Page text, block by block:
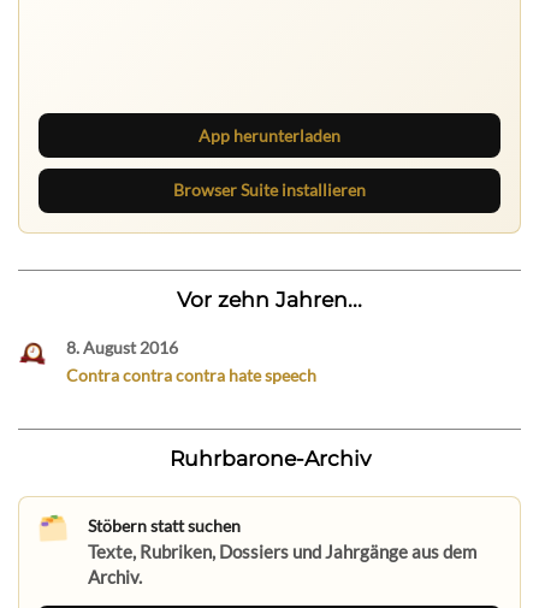
App herunterladen
Browser Suite installieren
Vor zehn Jahren...
8. August 2016
Contra contra contra hate speech
Ruhrbarone-Archiv
Stöbern statt suchen
Texte, Rubriken, Dossiers und Jahrgänge aus dem
Archiv.